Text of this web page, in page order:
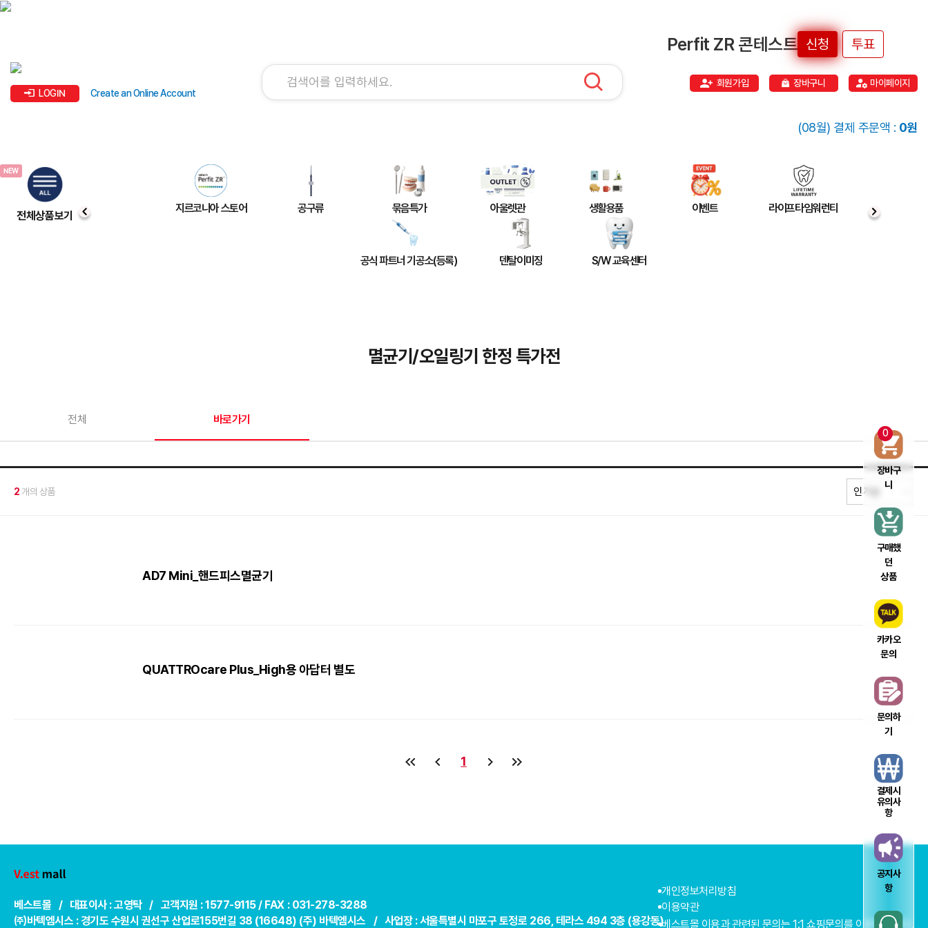
LOGIN Create an Online Account
Perfit ZR 콘테스트 신청 투표
회원가입 장바구니 마이페이지
(08월) 결제 주문액 : 0원
전체상품보기
지르코니아 스토어 공구류 묶음특가 아울렛관 생활용품 이벤트 라이프타임워런티
공식 파트너 기공소(등록) 덴탈이미징 S/W 교육센터
멸균기/오일링기 한정 특가전
전체 바로가기
2 개의 상품
AD7 Mini_핸드피스멸균기
QUATTROcare Plus_High용 아답터 별도
1
베스트몰 / 대표이사 : 고영탁 / 고객지원 : 1577-9115 / FAX : 031-278-3288
㈜바텍엠시스 : 경기도 수원시 권선구 산업로155번길 38 (16648) (주) 바텍엠시스 / 사업장 : 서울특별시 마포구 토정로 266, 테라스 494 3층 (용강동)
개인정보처리방침
이용약관
베스트몰 이용과 관련된 문의는 1:1 쇼핑문의를 이용해주세요.
0
장바구
니
구매했
던
상품
카카오
문의
문의하
기
결제시
유의사
항
공지사
항